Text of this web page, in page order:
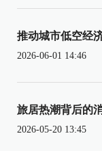
推动城市低空经
2026-06-01 14:46
旅居热潮背后的
2026-05-20 13:45